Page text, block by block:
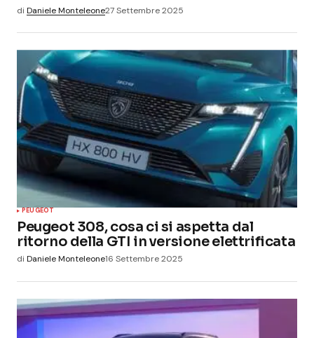
di Daniele Monteleone27 Settembre 2025
PEUGEOT
Peugeot 308, cosa ci si aspetta dal
ritorno della GTI in versione elettrificata
di Daniele Monteleone16 Settembre 2025